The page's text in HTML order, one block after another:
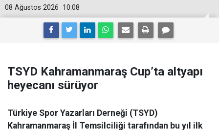
10:08
08 Ağustos 2026
TSYD Kahramanmaraş Cup’ta altyapı
heyecanı sürüyor
Türkiye Spor Yazarları Derneği (TSYD)
Kahramanmaraş İl Temsilciliği tarafından bu yıl ilk